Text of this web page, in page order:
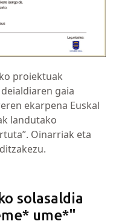
proiektuak
gaia
ekarpena Euskal
landutako
Oinarriak eta
solasaldia
ume*"